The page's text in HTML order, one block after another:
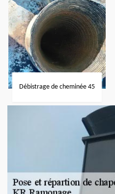
Débistrage de cheminée 45